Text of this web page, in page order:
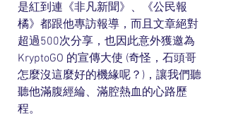
是紅到連《非凡新聞》、《公民報
橘》都跟他專訪報導，而且文章絕對
超過500次分享，也因此意外獲邀為
KryptoGO 的宣傳大使 (奇怪，石頭哥
怎麼沒這麼好的機緣呢？)，讓我們聽
聽他滿腹經綸、滿腔熱血的心路歷
程。